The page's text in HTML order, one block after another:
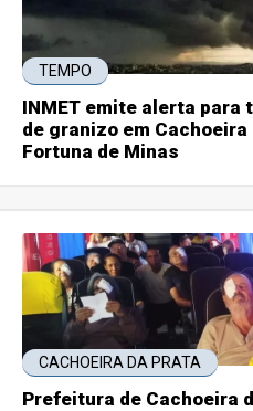
TEMPO
INMET emite alerta
de granizo em
Fortuna de Minas
CACHOEIRA DA PRATA
Prefeitura de Cachoeira